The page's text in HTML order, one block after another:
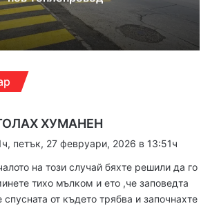
ХУМАНЕН
а
петък, 27 февруари, 2026 в 13:51ч
на този случай бяхте решили да го
тихо мълком и ето ,че заповедта
спусната от където трябва и започнахте